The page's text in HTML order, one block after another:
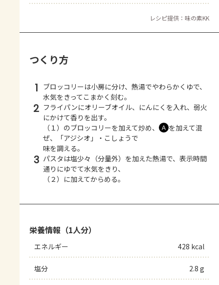
レシピ提供：味の素KK
つくり方
1 ブロッコリーは小房に分け、熱湯でやわらかくゆで、
水気をきってこまかく刻む。
2 フライパンにオリーブオイル、にんにくを入れ、弱火
にかけて香りを出す。
（１）のブロッコリーを加えて炒め、
Ａ を加えて混
ぜ、「アジシオ」・こしょうで
味を調える。
3 パスタは塩少々（分量外）を加えた熱湯で、表示時間
通りにゆでて水気をきり、
（２）に加えてからめる。
栄養情報（1人分）
エネルギー 428 kcal
塩分 2.8 g